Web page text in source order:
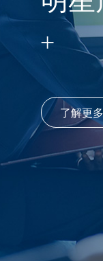
了解更